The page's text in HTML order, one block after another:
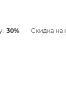
30% Скидка на